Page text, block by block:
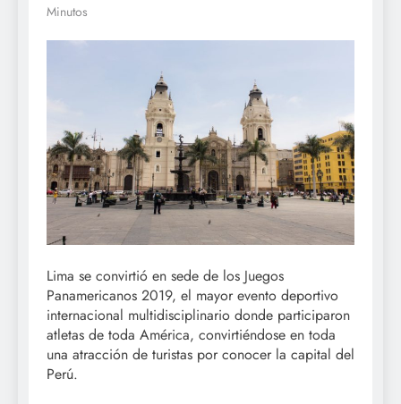
Minutos
Lima se convirtió en sede de los Juegos
Panamericanos 2019, el mayor evento deportivo
internacional multidisciplinario donde participaron
atletas de toda América, convirtiéndose en toda
una atracción de turistas por conocer la capital del
Perú.